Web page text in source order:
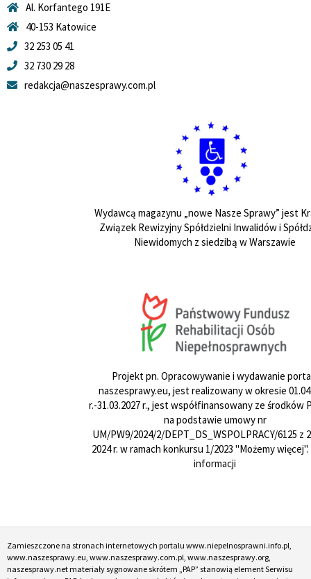
Al. Korfantego 191E
40-153 Katowice
32 253 05 41
32 730 29 28
redakcja@naszesprawy.com.pl
Wydawcą magazynu „nowe Nasze Sprawy” jest
Związek Rewizyjny Spółdzielni Inwalidów i
Niewidomych z siedzibą w Warszawie
Projekt pn. Opracowywanie i wydawanie
naszesprawy.eu, jest realizowany w okresie
r.-31.03.2027 r., jest współfinansowany ze środków
na podstawie umowy nr
UM/PW9/2024/2/DEPT_DS_WSPOLPRACY/6125 z
2024 r. w ramach konkursu 1/2023 "Możemy więcej".
informacji
Zamieszczone na stronach internetowych portalu www.niepelnosprawni.info.pl,
www.naszesprawy.eu, www.naszesprawy.com.pl, www.naszesprawy.org,
naszesprawy.net materiały sygnowane skrótem „PAP” stanowią element Serwisu